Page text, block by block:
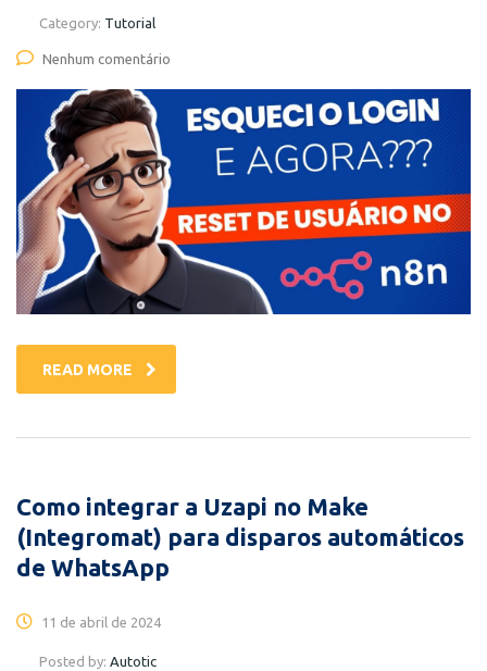
Category: Tutorial
Nenhum comentário
READ MORE
Como integrar a Uzapi no Make
(Integromat) para disparos automáticos
de WhatsApp
11 de abril de 2024
Posted by: Autotic